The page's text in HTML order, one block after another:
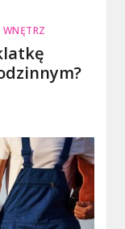
WNĘTRZ